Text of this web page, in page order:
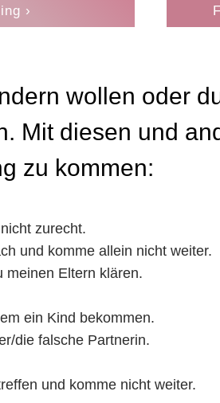
›
wollen oder
Mit diesen und
zu kommen:
zurecht.
und komme allein nicht weiter.
meinen Eltern klären.
ein Kind bekommen.
die falsche Partnerin.
und komme nicht weiter.